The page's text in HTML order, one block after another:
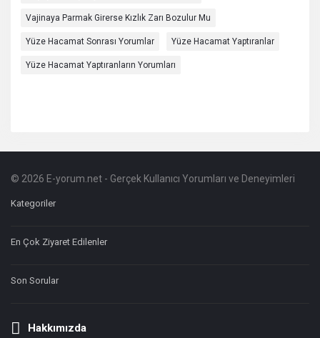
Vajinaya Parmak Girerse Kızlık Zarı Bozulur Mu
Yüze Hacamat Sonrası Yorumlar Yüze Hacamat Yaptıranlar
Yüze Hacamat Yaptıranların Yorumları
Footer
Hakkında
© 2026 E-yorum.net - Gerçek Kullanıcı Yorumları ve Deneyimleri
Kategoriler
En Çok Ziyaret Edilenler
Son Sorular
Hakkımızda